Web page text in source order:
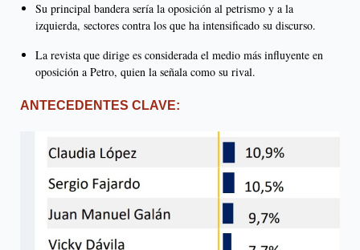
Su principal bandera sería la oposición al petrismo y a la
izquierda, sectores contra los que ha intensificado su discurso.
La revista que dirige es considerada el medio más influyente en
oposición a Petro, quien la señala como su rival.
ANTECEDENTES CLAVE: